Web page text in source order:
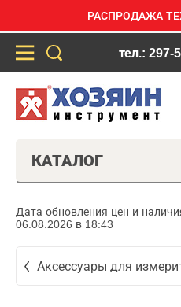
РАСПРОДАЖА
тел.: 297-
КАТАЛОГ
Дата обновления цен и
06.08.2026 в 18:43
Аксессуары для